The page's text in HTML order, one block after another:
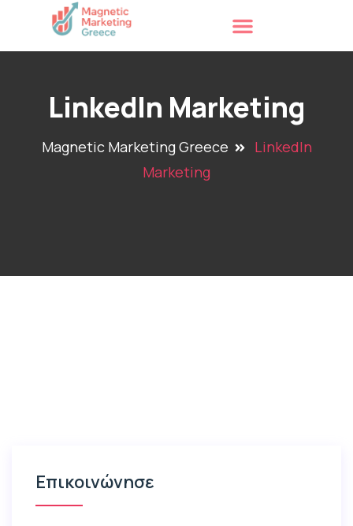
LinkedIn Marketing
Magnetic Marketing Greece
LinkedIn
Marketing
Επικοινώνησε